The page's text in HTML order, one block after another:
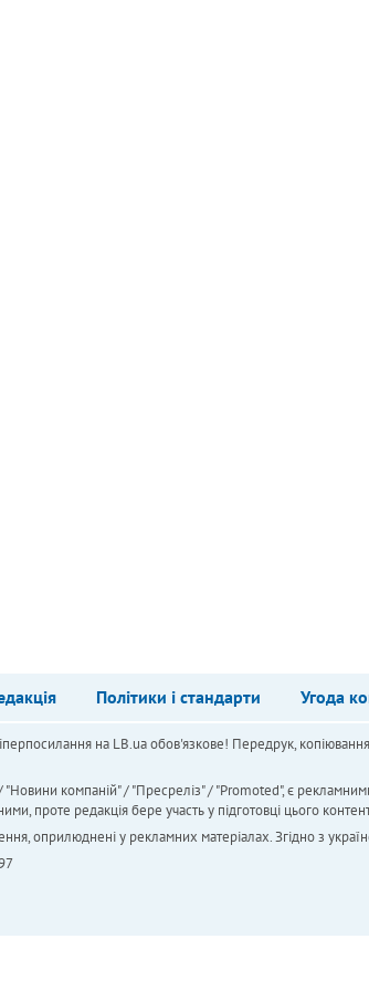
Політики і стандарти Угода
на LB.ua обов'язкове! Передрук,
компаній" / "Пресреліз" / "Promoted", є
редакція бере участь у підготовці цього
оприлюднені у рекламних матеріалах. Згідно з